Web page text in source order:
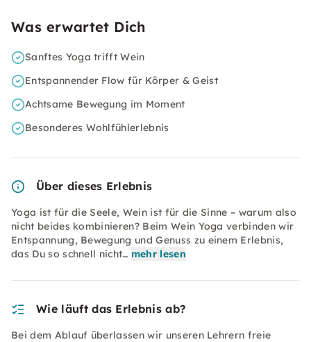
Was erwartet Dich
Sanftes Yoga trifft Wein
Entspannender Flow für Körper & Geist
Achtsame Bewegung im Moment
Besonderes Wohlfühlerlebnis
Über dieses Erlebnis
Yoga ist für die Seele, Wein ist für die Sinne – warum also
nicht beides kombinieren? Beim Wein Yoga verbinden wir
Entspannung, Bewegung und Genuss zu einem Erlebnis,
das Du so schnell nicht… mehr lesen
Wie läuft das Erlebnis ab?
Bei dem Ablauf überlassen wir unseren Lehrern freie